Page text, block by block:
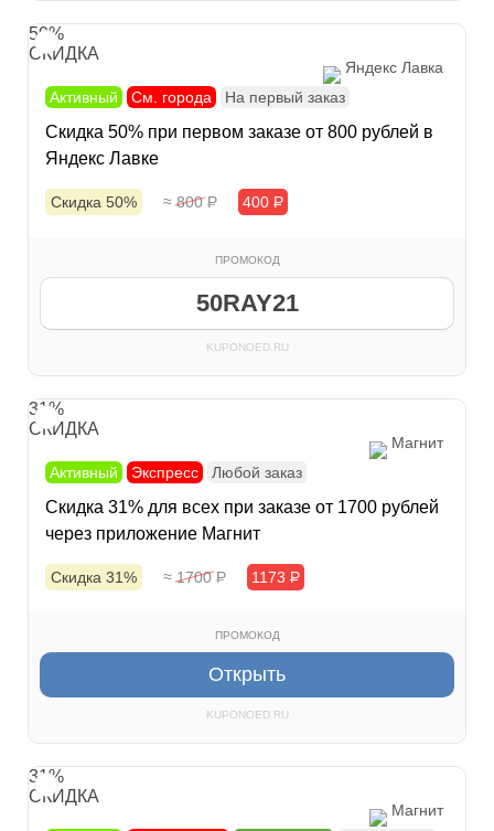
50%
СКИДКА
Яндекс Лавка
Активный
См. города На первый заказ
Скидка 50% при первом заказе от 800 рублей в
Яндекс Лавке
Скидка 50% ≈ 800Р 400 Р
ПРОМОКОД
50RAY21
KUPONOED.RU
31%
СКИДКА
Магнит
Активный
Экспресс Любой заказ
Скидка 31% для всех при заказе от 1700 рублей
через приложение Магнит
Скидка 31% ≈ 1700Р 1173 Р
ПРОМОКОД
Открыть
KUPONOED.RU
31%
СКИДКА
Магнит